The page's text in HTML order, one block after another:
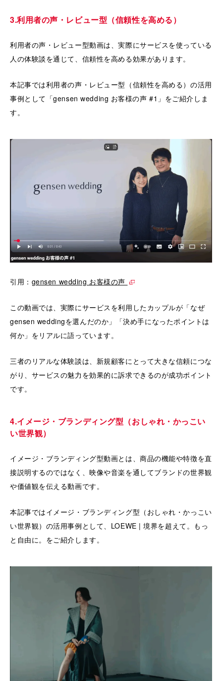
3.利用者の声・レビュー型（信頼性を高める）
利用者の声・レビュー型動画は、実際にサービスを使っている
人の体験談を通じて、信頼性を高める効果があります。
本記事では利用者の声・レビュー型（信頼性を高める）の活用
事例として「gensen wedding お客様の声 #1」をご紹介しま
す。
引用： gensen wedding お客様の声
この動画では、実際にサービスを利用したカップルが「なぜ
gensen weddingを選んだのか」「決め手になったポイントは
何か」をリアルに語っています。
三者のリアルな体験談は、新規顧客にとって大きな信頼につな
がり、サービスの魅力を効果的に訴求できるのが成功ポイント
です。
4.イメージ・ブランディング型（おしゃれ・かっこい
い世界観）
イメージ・ブランディング型動画とは、商品の機能や特徴を直
接説明するのではなく、映像や音楽を通してブランドの世界観
や価値観を伝える動画です。
本記事ではイメージ・ブランディング型（おしゃれ・かっこい
い世界観）の活用事例として、LOEWE | 境界を超えて。もっ
と自由に。をご紹介します。